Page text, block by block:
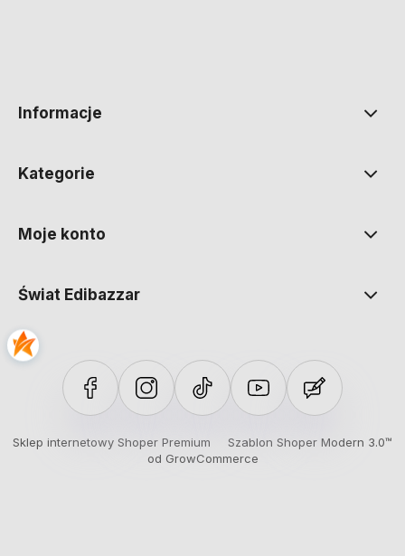
Informacje
Kategorie
Moje konto
Świat Edibazzar
Sklep internetowy Shoper Premium
Szablon Shoper Modern 3.0™
od GrowCommerce